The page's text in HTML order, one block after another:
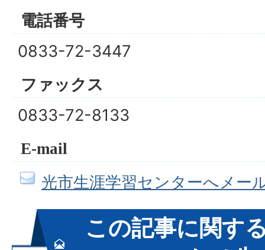
電話番号
0833-72-3447
ファックス
0833-72-8133
E-mail
光市生涯学習センターへメー
この記事に関す